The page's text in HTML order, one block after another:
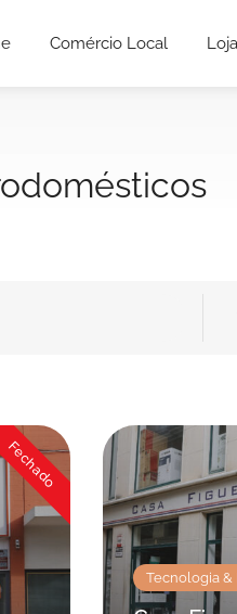
Comércio Local Loja
Fechado
Tecnologia